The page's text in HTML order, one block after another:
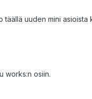
uuden mini
works:n osiin.